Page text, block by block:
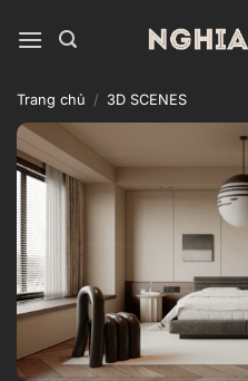
qua
dung
Trang chủ / 3D SCENES